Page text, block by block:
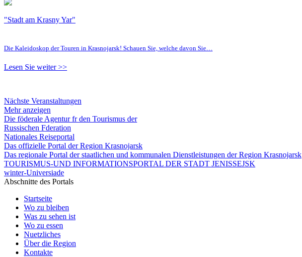
"Stadt am Krasny Yar"
Die Kaleidoskop der Touren in Krasnojarsk! Schauen Sie, welche davon Sie…
Lesen Sie weiter >>
Nächste Veranstaltungen
Mehr anzeigen
Die föderale Agentur fr den Tourismus der
Russischen Fderation
Nationales Reiseportal
Das offizielle Portal der Region Krasnojarsk
Das regionale Portal der staatlichen und kommunalen Dienstleistungen der Region Krasnojarsk
TOURISMUS-UND INFORMATIONSPORTAL DER STADT JENISSEJSK
winter-Universiade
Abschnitte des Portals
Startseite
Wo zu bleiben
Was zu sehen ist
Wo zu essen
Nuetzliches
Über die Region
Kontakte